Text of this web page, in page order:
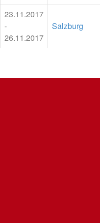
23.11.2017
-
26.11.2017
Salzburg